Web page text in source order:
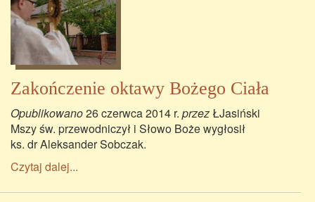
Zakończenie oktawy Bożego Ciała
Opublikowano26 czerwca 2014 r. przez ŁJasiński
Mszy św. przewodniczył i Słowo Boże wygłosił
ks. dr Aleksander Sobczak.
Czytaj dalej...